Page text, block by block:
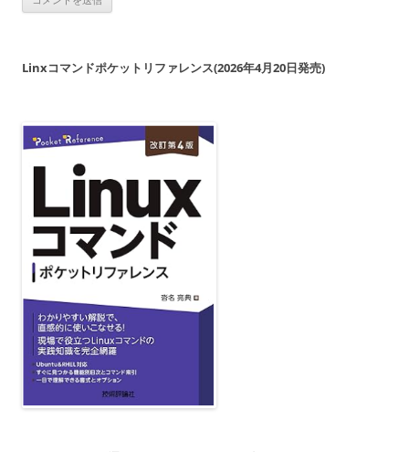
Linxコマンドポケットリファレンス(2026年4月20日発売)